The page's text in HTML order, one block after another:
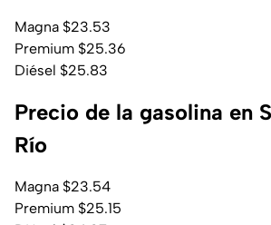
Magna $23.53
Premium $25.36
Diésel $25.83
Precio de la gasolina en
Río
Magna $23.54
Premium $25.15